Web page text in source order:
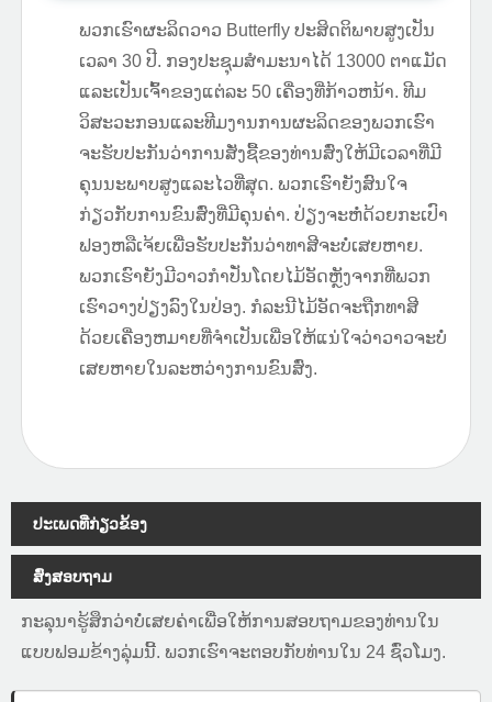
ພວກເຮົາຜະລິດວາວ Butterfly ປະສິດຕິພາບສູງເປັນ
ເວລາ 30 ປີ. ກອງປະຊຸມສໍາມະນາໄດ້ 13000 ຕາແມັດ
ແລະເປັນເຈົ້າຂອງແຕ່ລະ 50 ເຄື່ອງທີ່ກ້າວຫນ້າ. ທີມ
ວິສະວະກອນແລະທີມງານການຜະລິດຂອງພວກເຮົາ
ຈະຮັບປະກັນວ່າການສັ່ງຊື້ຂອງທ່ານສົ່ງໃຫ້ມີເວລາທີ່ມີ
ຄຸນນະພາບສູງແລະໄວທີ່ສຸດ. ພວກເຮົາຍັງສົນໃຈ
ກ່ຽວກັບການຂົນສົ່ງທີ່ມີຄຸນຄ່າ. ປ່ຽງຈະຫໍ່ດ້ວຍກະເປົາ
ຟອງຫລືເຈ້ຍເພື່ອຮັບປະກັນວ່າທາສີຈະບໍ່ເສຍຫາຍ.
ພວກເຮົາຍັງມີວາວກໍາປັ່ນໂດຍໄມ້ອັດຫຼັງຈາກທີ່ພວກ
ເຮົາວາງປ່ຽງລົງໃນປ່ອງ. ກໍລະນີໄມ້ອັດຈະຖືກທາສີ
ດ້ວຍເຄື່ອງຫມາຍທີ່ຈໍາເປັນເພື່ອໃຫ້ແນ່ໃຈວ່າວາວຈະບໍ່
ເສຍຫາຍໃນລະຫວ່າງການຂົນສົ່ງ.
ປະເພດທີ່ກ່ຽວຂ້ອງ
ສົ່ງສອບຖາມ
ກະລຸນາຮູ້ສຶກວ່າບໍ່ເສຍຄ່າເພື່ອໃຫ້ການສອບຖາມຂອງທ່ານໃນ
ແບບຟອມຂ້າງລຸ່ມນີ້. ພວກເຮົາຈະຕອບກັບທ່ານໃນ 24 ຊົ່ວໂມງ.